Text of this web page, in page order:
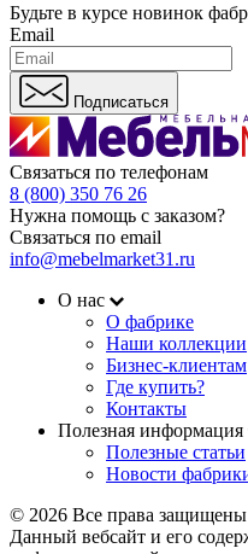
Будьте в курсе новинок
Email
Подписаться
Связаться по телефонам
8 (800) 350 76 26
Нужна помощь с заказом?
Связаться по email
info@mebelmarket31.ru
О нас
О фабрике
Наши коллекции
Бизнес-клиентам
Где купить?
Контакты
Полезная информация
Полезные статьи
Новости
© 2026 Все права защищены
Данный вебсайт и его